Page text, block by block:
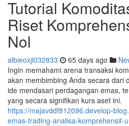
Tutorial
Riset
Nol
albieoxjl032833 65 days ago
Ingin memahami arena transaksi
akan membimbing Anda secara dari
ide mendasari perdagangan emas,
yang secara signifikan kurs aset ini.
https://majavddf812096.develop-
emas-trading-analisa-komprehensif-